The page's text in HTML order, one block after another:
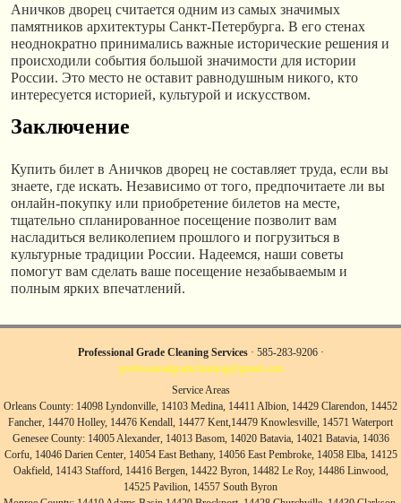
Аничков дворец считается одним из самых значимых
памятников архитектуры Санкт-Петербурга. В его стенах
неоднократно принимались важные исторические решения и
происходили события большой значимости для истории
России. Это место не оставит равнодушным никого, кто
интересуется историей, культурой и искусством.
Заключение
Купить билет в Аничков дворец не составляет труда, если вы
знаете, где искать. Независимо от того, предпочитаете ли вы
онлайн-покупку или приобретение билетов на месте,
тщательно спланированное посещение позволит вам
насладиться великолепием прошлого и погрузиться в
культурные традиции России. Надеемся, наши советы
помогут вам сделать ваше посещение незабываемым и
полным ярких впечатлений.
Professional Grade Cleaning Services· 585-283-9206 ·
professionalgradecleaning@gmail.com
Service Areas
Orleans County: 14098 Lyndonville, 14103 Medina, 14411 Albion, 14429 Clarendon, 14452
Fancher, 14470 Holley, 14476 Kendall, 14477 Kent,14479 Knowlesville, 14571 Waterport
Genesee County: 14005 Alexander, 14013 Basom, 14020 Batavia, 14021 Batavia, 14036
Corfu, 14046 Darien Center, 14054 East Bethany, 14056 East Pembroke, 14058 Elba, 14125
Oakfield, 14143 Stafford, 14416 Bergen, 14422 Byron, 14482 Le Roy, 14486 Linwood,
14525 Pavilion, 14557 South Byron